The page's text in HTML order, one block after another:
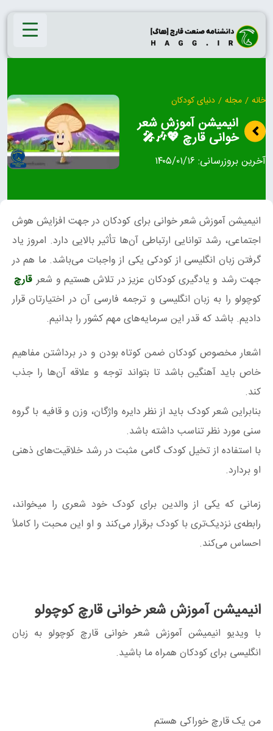
Skip
content
خانه / مجله / دنیای کودکان
انیمیشن آموزش شعر
خوانی قارچ 💖🎶🎤
آخرین بروزرسانی: ۱۴۰۵/۰۱/۱۶
انیمیشن آموزش شعر خوانی برای کودکان در جهت افزایش هوش
اجتماعی، رشد توانایی ارتباطی آن‌ها تأثیر بالایی دارد. امروز یاد
گرفتن زبان انگلیسی از کودکی یکی از واجبات می‌باشد. ما هم در
جهت رشد و یادگیری کودکان عزیز در تلاش هستیم و شعر قارچ
کوچولو را به زبان انگلیسی و ترجمه فارسی آن در اختیارتان قرار
دادیم. باشد که قدر این سرمایه‌های مهم کشور را بدانیم.
اشعار مخصوص کودکان ضمن کوتاه بودن و در برداشتن مفاهیم
خاص باید آهنگین باشد تا بتواند توجه و علاقه آن‌ها را جذب
کند.
بنابراین شعر کودک باید از نظر دایره واژگان، وزن و قافیه با گروه
سنی مورد نظر تناسب داشته باشد.
با استفاده از تخیل کودک گامی مثبت در رشد خلاقیت‌های ذهنی
او بردارد.
زمانی که یکی از والدین برای کودک خود شعری را میخواند،
رابطه‌ی نزدیک‌تری با کودک برقرار می‌کند و او این محبت را کاملاً
احساس می‌کند.
انیمیشن آموزش شعر خوانی قارچ کوچولو
با ویدیو انیمیشن آموزش شعر خوانی قارچ کوچولو به زبان
انگلیسی برای کودکان همراه ما باشید.
من یک قارچ خوراکی هستم